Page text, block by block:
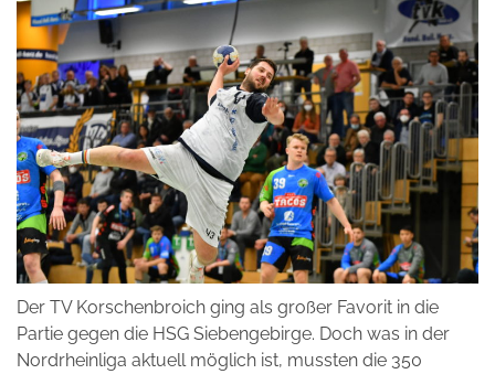
Der TV Korschenbroich ging als großer Favorit in die
Partie gegen die HSG Siebengebirge. Doch was in der
Nordrheinliga aktuell möglich ist, mussten die 350